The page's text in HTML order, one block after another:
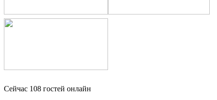
Сейчас 108 гостей онлайн